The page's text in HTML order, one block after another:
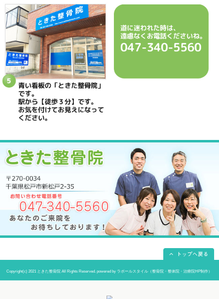
所在地
〒270-0034 千葉県松戸市新松戸2-35
電話番号
047-340-5560
駐車場
駐車場はありません
予約
完全予約制 お電話にて受付致します
休診日
院長
鴇田 晶